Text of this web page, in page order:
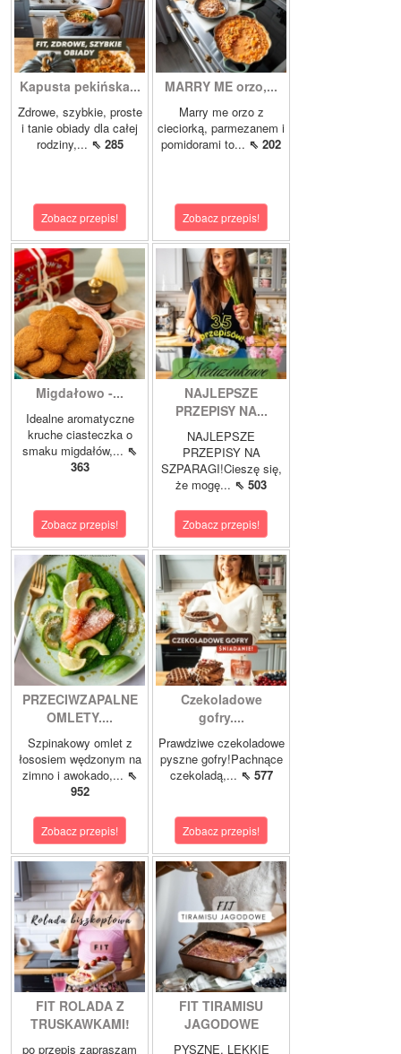
Kapusta pekińska...
Zdrowe, szybkie, proste
i tanie obiady dla całej
rodziny,... ⇖ 285
Zobacz przepis!
MARRY ME orzo,...
Marry me orzo z
cieciorką, parmezanem i
pomidorami to... ⇖ 202
Zobacz przepis!
Migdałowo -...
Idealne aromatyczne
kruche ciasteczka o
smaku migdałów,... ⇖
363
Zobacz przepis!
NAJLEPSZE
PRZEPISY NA...
NAJLEPSZE
PRZEPISY NA
SZPARAGI!Cieszę się,
że mogę... ⇖ 503
Zobacz przepis!
PRZECIWZAPALNE
OMLETY....
Szpinakowy omlet z
łososiem wędzonym na
zimno i awokado,... ⇖
952
Zobacz przepis!
Czekoladowe
gofry....
Prawdziwe czekoladowe
pyszne gofry!Pachnące
czekoladą,... ⇖ 577
Zobacz przepis!
FIT ROLADA Z
TRUSKAWKAMI!
po przepis zapraszam
FIT TIRAMISU
JAGODOWE
PYSZNE, LEKKIE